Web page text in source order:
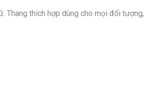
Thang thích hợp dùng cho mọi đối tượng,